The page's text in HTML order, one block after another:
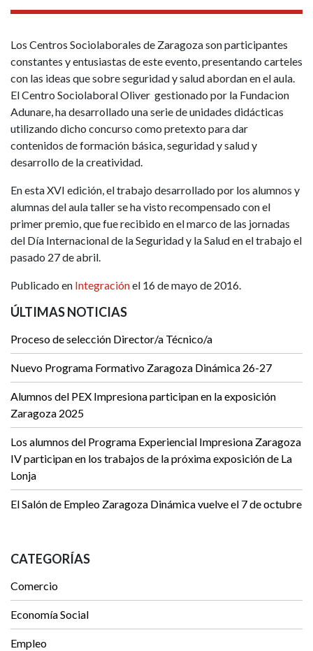
Los Centros Sociolaborales de Zaragoza son participantes
constantes y entusiastas de este evento, presentando carteles
con las ideas que sobre seguridad y salud abordan en el aula.
El Centro Sociolaboral Oliver gestionado por la Fundacion
Adunare, ha desarrollado una serie de unidades didácticas
utilizando dicho concurso como pretexto para dar
contenidos de formación básica, seguridad y salud y
desarrollo de la creatividad.
En esta XVI edición, el trabajo desarrollado por los alumnos y
alumnas del aula taller se ha visto recompensado con el
primer premio, que fue recibido en el marco de las jornadas
del Día Internacional de la Seguridad y la Salud en el trabajo el
pasado 27 de abril.
Publicado en Integraciónel 16 de mayo de 2016.
ÚLTIMAS NOTICIAS
Proceso de selección Director/a Técnico/a
Nuevo Programa Formativo Zaragoza Dinámica 26-27
Alumnos del PEX Impresiona participan en la exposición
Zaragoza 2025
Los alumnos del Programa Experiencial Impresiona Zaragoza
IV participan en los trabajos de la próxima exposición de La
Lonja
El Salón de Empleo Zaragoza Dinámica vuelve el 7 de octubre
CATEGORÍAS
Comercio
Economía Social
Empleo